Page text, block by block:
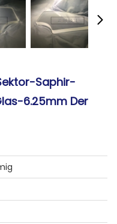
Saphir-
6.25mm Der